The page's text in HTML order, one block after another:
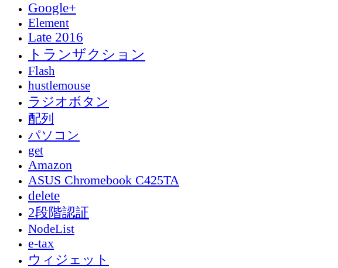
Google+
Element
Late 2016
トランザクション
Flash
hustlemouse
ラジオボタン
配列
パソコン
get
Amazon
ASUS Chromebook C425TA
delete
2段階認証
NodeList
e-tax
ウィジェット